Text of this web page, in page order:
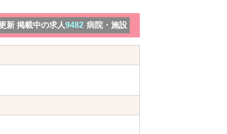
新 掲載中の求人9482 病院・施設